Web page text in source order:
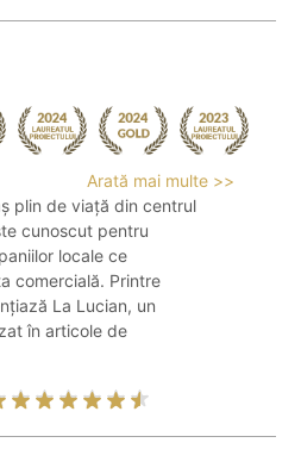
Arată mai multe >>
plin de viață din centrul
cunoscut pentru
locale ce
comercială. Printre
La Lucian, un
în articole de